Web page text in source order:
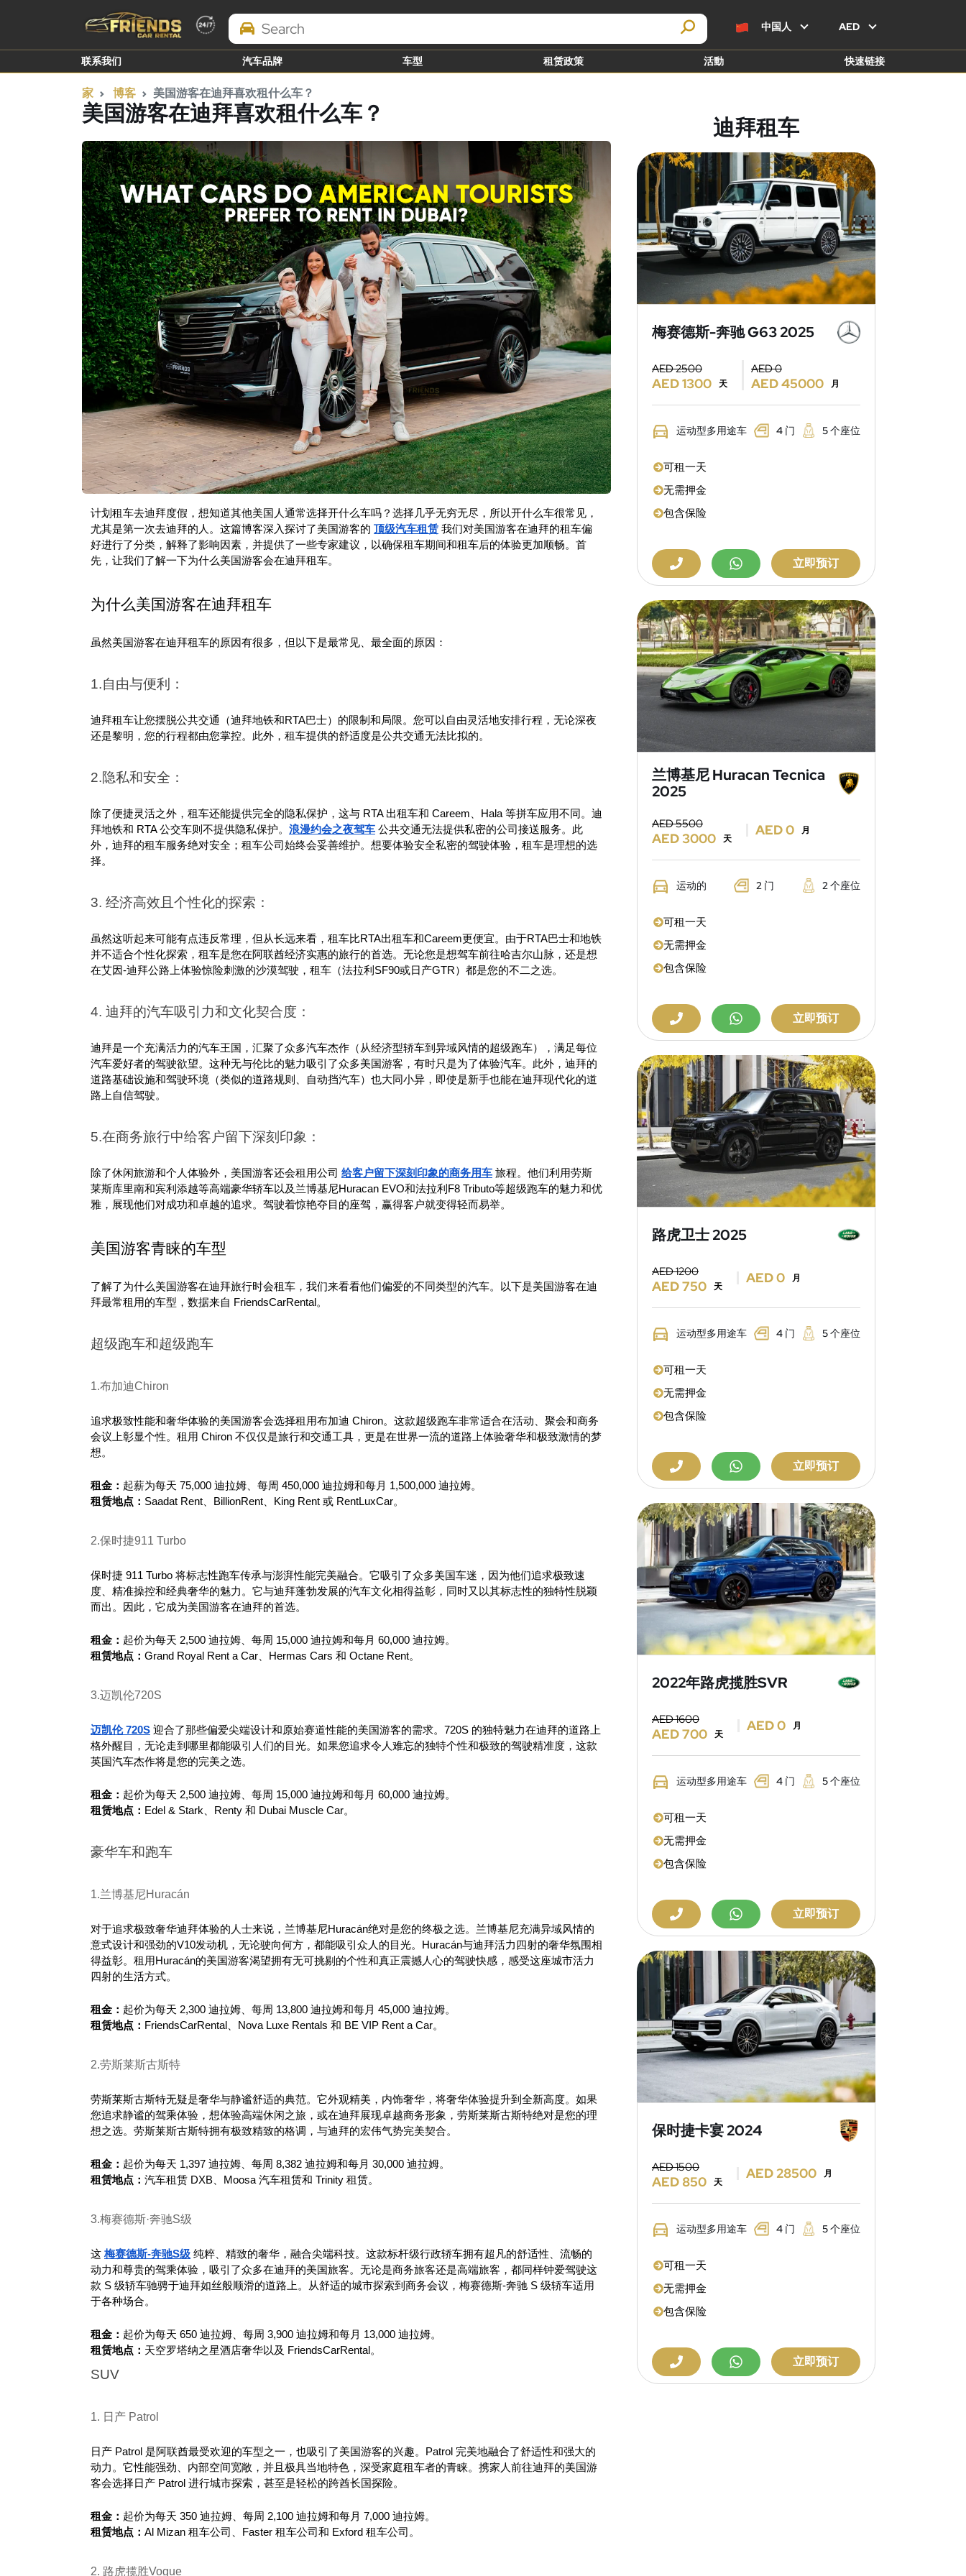
Search Brands 中国人 AED
联系我们 汽车品牌 车型 租赁政策 活動 快速链接
家 博客 美国游客在迪拜喜欢租什么车？
美国游客在迪拜喜欢租什么车？
计划租车去迪拜度假，想知道其他美国人通常选择开什么车吗？选择几乎无穷无尽，所以开什么车很常见，
尤其是第一次去迪拜的人。这篇博客深入探讨了美国游客的 顶级汽车租赁 我们对美国游客在迪拜的租车偏
好进行了分类，解释了影响因素，并提供了一些专家建议，以确保租车期间和租车后的体验更加顺畅。首
先，让我们了解一下为什么美国游客会在迪拜租车。
为什么美国游客在迪拜租车
虽然美国游客在迪拜租车的原因有很多，但以下是最常见、最全面的原因：
1.自由与便利：
迪拜租车让您摆脱公共交通（迪拜地铁和RTA巴士）的限制和局限。您可以自由灵活地安排行程，无论深夜
还是黎明，您的行程都由您掌控。此外，租车提供的舒适度是公共交通无法比拟的。
2.隐私和安全：
除了便捷灵活之外，租车还能提供完全的隐私保护，这与 RTA 出租车和 Careem、Hala 等拼车应用不同。迪
拜地铁和 RTA 公交车则不提供隐私保护。 浪漫约会之夜驾车 公共交通无法提供私密的公司接送服务。此
外，迪拜的租车服务绝对安全；租车公司始终会妥善维护。想要体验安全私密的驾驶体验，租车是理想的选
择。
3. 经济高效且个性化的探索：
虽然这听起来可能有点违反常理，但从长远来看，租车比RTA出租车和Careem更便宜。由于RTA巴士和地铁
并不适合个性化探索，租车是您在阿联酋经济实惠的旅行的首选。无论您是想驾车前往哈吉尔山脉，还是想
在艾因-迪拜公路上体验惊险刺激的沙漠驾驶，租车（法拉利SF90或日产GTR）都是您的不二之选。
4. 迪拜的汽车吸引力和文化契合度：
迪拜是一个充满活力的汽车王国，汇聚了众多汽车杰作（从经济型轿车到异域风情的超级跑车），满足每位
汽车爱好者的驾驶欲望。这种无与伦比的魅力吸引了众多美国游客，有时只是为了体验汽车。此外，迪拜的
道路基础设施和驾驶环境（类似的道路规则、自动挡汽车）也大同小异，即使是新手也能在迪拜现代化的道
路上自信驾驶。
5.在商务旅行中给客户留下深刻印象：
除了休闲旅游和个人体验外，美国游客还会租用公司 给客户留下深刻印象的商务用车 旅程。他们利用劳斯
莱斯库里南和宾利添越等高端豪华轿车以及兰博基尼Huracan EVO和法拉利F8 Tributo等超级跑车的魅力和优
雅，展现他们对成功和卓越的追求。驾驶着惊艳夺目的座驾，赢得客户就变得轻而易举。
美国游客青睐的车型
了解了为什么美国游客在迪拜旅行时会租车，我们来看看他们偏爱的不同类型的汽车。以下是美国游客在迪
拜最常租用的车型，数据来自 FriendsCarRental。
超级跑车和超级跑车
1.布加迪Chiron
追求极致性能和奢华体验的美国游客会选择租用布加迪 Chiron。这款超级跑车非常适合在活动、聚会和商务
会议上彰显个性。租用 Chiron 不仅仅是旅行和交通工具，更是在世界一流的道路上体验奢华和极致激情的梦
想。
租金： 起薪为每天 75,000 迪拉姆、每周 450,000 迪拉姆和每月 1,500,000 迪拉姆。
租赁地点： Saadat Rent、BillionRent、King Rent 或 RentLuxCar。
2.保时捷911 Turbo
保时捷 911 Turbo 将标志性跑车传承与澎湃性能完美融合。它吸引了众多美国车迷，因为他们追求极致速
度、精准操控和经典奢华的魅力。它与迪拜蓬勃发展的汽车文化相得益彰，同时又以其标志性的独特性脱颖
而出。因此，它成为美国游客在迪拜的首选。
租金： 起价为每天 2,500 迪拉姆、每周 15,000 迪拉姆和每月 60,000 迪拉姆。
租赁地点： Grand Royal Rent a Car、Hermas Cars 和 Octane Rent。
3.迈凯伦720S
迈凯伦 720S 迎合了那些偏爱尖端设计和原始赛道性能的美国游客的需求。720S 的独特魅力在迪拜的道路上
格外醒目，无论走到哪里都能吸引人们的目光。如果您追求令人难忘的独特个性和极致的驾驶精准度，这款
英国汽车杰作将是您的完美之选。
租金： 起价为每天 2,500 迪拉姆、每周 15,000 迪拉姆和每月 60,000 迪拉姆。
租赁地点： Edel & Stark、Renty 和 Dubai Muscle Car。
豪华车和跑车
1.兰博基尼Huracán
对于追求极致奢华迪拜体验的人士来说，兰博基尼Huracán绝对是您的终极之选。兰博基尼充满异域风情的
意式设计和强劲的V10发动机，无论驶向何方，都能吸引众人的目光。Huracán与迪拜活力四射的奢华氛围相
得益彰。租用Huracán的美国游客渴望拥有无可挑剔的个性和真正震撼人心的驾驶快感，感受这座城市活力
四射的生活方式。
租金： 起价为每天 2,300 迪拉姆、每周 13,800 迪拉姆和每月 45,000 迪拉姆。
租赁地点： FriendsCarRental、Nova Luxe Rentals 和 BE VIP Rent a Car。
2.劳斯莱斯古斯特
劳斯莱斯古斯特无疑是奢华与静谧舒适的典范。它外观精美，内饰奢华，将奢华体验提升到全新高度。如果
您追求静谧的驾乘体验，想体验高端休闲之旅，或在迪拜展现卓越商务形象，劳斯莱斯古斯特绝对是您的理
想之选。劳斯莱斯古斯特拥有极致精致的格调，与迪拜的宏伟气势完美契合。
租金： 起价为每天 1,397 迪拉姆、每周 8,382 迪拉姆和每月 30,000 迪拉姆。
租赁地点： 汽车租赁 DXB、Moosa 汽车租赁和 Trinity 租赁。
3.梅赛德斯·奔驰S级
这 梅赛德斯-奔驰S级 纯粹、精致的奢华，融合尖端科技。这款标杆级行政轿车拥有超凡的舒适性、流畅的
动力和尊贵的驾乘体验，吸引了众多在迪拜的美国旅客。无论是商务旅客还是高端旅客，都同样钟爱驾驶这
款 S 级轿车驰骋于迪拜如丝般顺滑的道路上。从舒适的城市探索到商务会议，梅赛德斯-奔驰 S 级轿车适用
于各种场合。
租金： 起价为每天 650 迪拉姆、每周 3,900 迪拉姆和每月 13,000 迪拉姆。
租赁地点： 天空罗塔纳之星酒店奢华以及 FriendsCarRental。
SUV
1. 日产 Patrol
日产 Patrol 是阿联酋最受欢迎的车型之一，也吸引了美国游客的兴趣。Patrol 完美地融合了舒适性和强大的
动力。它性能强劲、内部空间宽敞，并且极具当地特色，深受家庭租车者的青睐。携家人前往迪拜的美国游
客会选择日产 Patrol 进行城市探索，甚至是轻松的跨酋长国探险。
租金： 起价为每天 350 迪拉姆、每周 2,100 迪拉姆和每月 7,000 迪拉姆。
租赁地点： Al Mizan 租车公司、Faster 租车公司和 Exford 租车公司。
2. 路虎揽胜Vogue
迪拜租车
梅赛德斯-奔驰 G63 2025
AED 2500
AED 1300 天
AED 0
AED 45000 月
运动型多用途车 4 门 5 个座位
可租一天
无需押金
包含保险
立即预订
兰博基尼 Huracan Tecnica
2025
AED 5500
AED 3000 天
AED 0 月
运动的 2 门 2 个座位
可租一天
无需押金
包含保险
立即预订
路虎卫士 2025
AED 1200
AED 750 天
AED 0 月
运动型多用途车 4 门 5 个座位
可租一天
无需押金
包含保险
立即预订
2022年路虎揽胜SVR
AED 1600
AED 700 天
AED 0 月
运动型多用途车 4 门 5 个座位
可租一天
无需押金
包含保险
立即预订
保时捷卡宴 2024
AED 1500
AED 850 天
AED 28500 月
运动型多用途车 4 门 5 个座位
可租一天
无需押金
包含保险
立即预订